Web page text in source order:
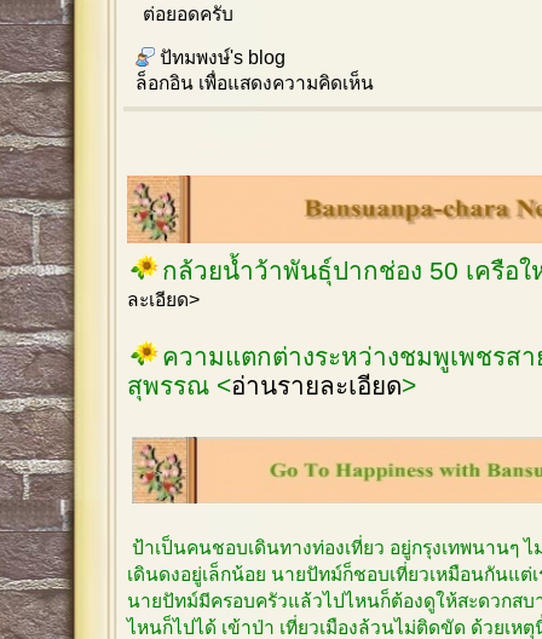
ต่อยอดครับ
ปัทมพงษ์'s blog
ล็อกอิน เพื่อแสดงความคิดเห็น
กล้วยน้ำว้าพันธุ์ปากช่อง 50 เครือ
ละเอียด>
ความแตกต่างระหว่างชมพูเพชรส
สุพรรณ <อ่านรายละเอียด>
ป้าเป็นคนชอบเดินทางท่องเที่ยว อยู่กรุงเทพนานๆ
เดินดงอยู่เล็กน้อย นายปัทม์ก็ชอบเที่ยวเหมือนกันแต่
นายปัทม์มีครอบครัวแล้วไปไหนก็ต้องดูให้สะดวกส
ไหนก็ไปได้ เข้าป่า เที่ยวเมืองล้วนไม่ติดขัด ด้วยเห